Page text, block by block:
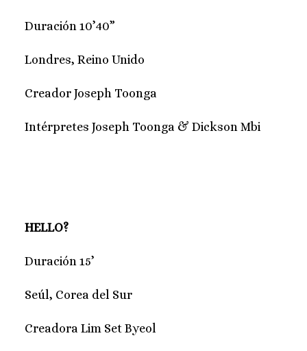
Duración 10’40”
Londres, Reino Unido
Creador Joseph Toonga
Intérpretes Joseph Toonga & Dickson Mbi
HELLO?
Duración 15’
Seúl, Corea del Sur
Creadora Lim Set Byeol